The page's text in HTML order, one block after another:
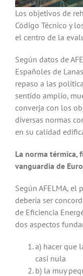
Los objetivos de
Código Técnico y
el centro de la
Según datos de
Españoles de
repaso a las
sentido amplio,
converja con los
diversas normas
en su calidad
La norma térmica,
vanguardia de
Según AFELMA, el
debería ser
de Eficiencia
dos aspectos
a) hacer que
casi nula
b) la muy